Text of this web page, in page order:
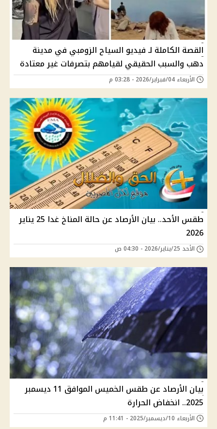
القصة الكاملة لـ فيديو السياح الزومبي في مدينة
دهب والسبب الحقيقي لقيامهم بتصرفات غير معتادة
الأربعاء 04/فبراير/2026 - 03:28 م
طقس الأحد.. بيان الأرصاد عن حالة المناخ غدا 25 يناير
2026
الأحد 25/يناير/2026 - 04:30 ص
بيان الأرصاد عن طقس الخميس الموافق 11 ديسمبر
2025.. انخفاض الحرارة
الأربعاء 10/ديسمبر/2025 - 11:41 م